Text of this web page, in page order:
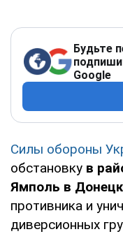
Будьте
Google
Силы обороны
обстановку в
Ямполь в
противника и
диверсионных